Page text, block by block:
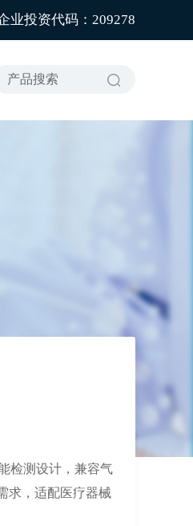
业投资代码：209278
检测设计，兼容气
求，适配医疗器械